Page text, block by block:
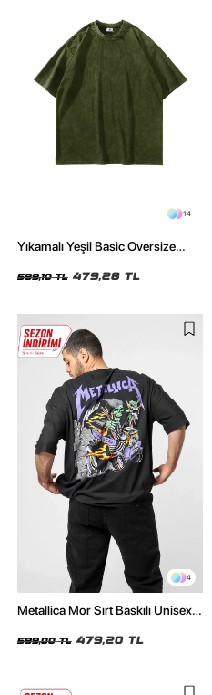
14
Yıkamalı Yeşil Basic Oversize
599,10 TL 479,28 TL
4
Metallica Mor Sırt Baskılı Unisex
599,00 TL 479,20 TL